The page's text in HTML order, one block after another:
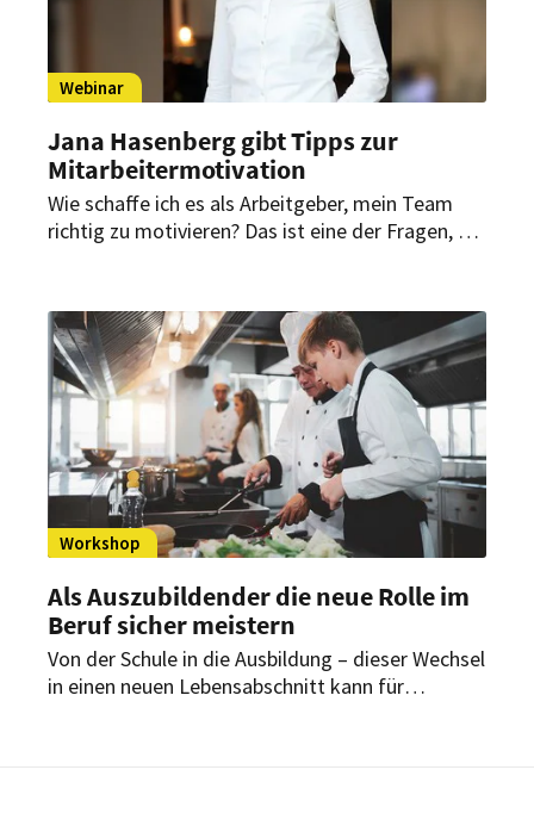
Webinar
Jana Hasenberg gibt Tipps zur
Mitarbeitermotivation
Wie schaffe ich es als Arbeitgeber, mein Team
richtig zu motivieren? Das ist eine der Fragen, die
Frage mit der Expertin Hasenberg auf den Grund
gehen.
Workshop
Als Auszubildender die neue Rolle im
Beruf sicher meistern
Von der Schule in die Ausbildung – dieser Wechsel
in einen neuen Lebensabschnitt kann für